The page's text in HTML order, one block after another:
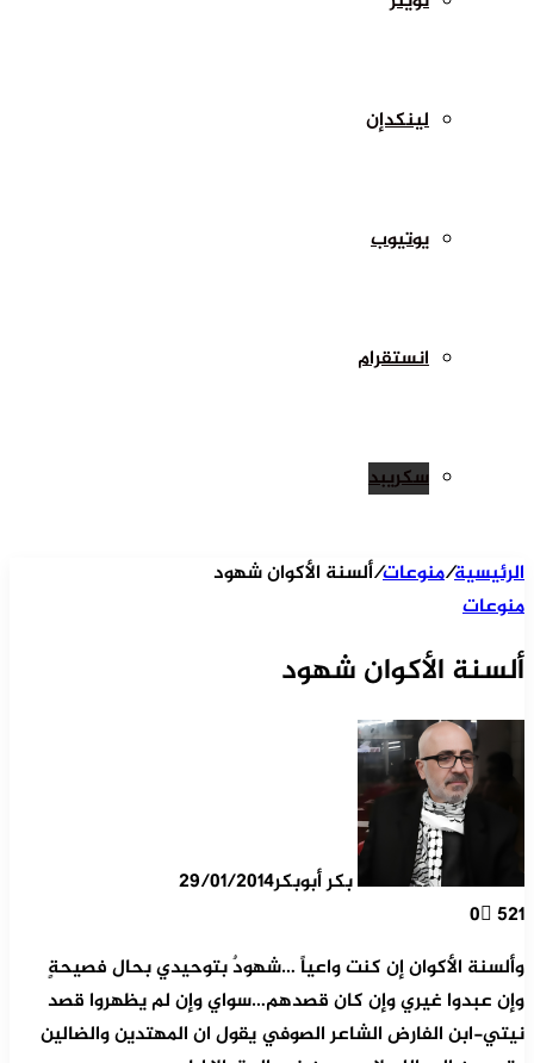
لينكدإن
يوتيوب
انستقرام
سكريبد
الرئيسية/منوعات/ألسنة الأكوان شهود
منوعات
ألسنة الأكوان شهود
بكر أبوبكر29/01/2014
0 521
وألسنة الأكوان إن كنت واعياً …شهودٌ بتوحيدي بحال فصيحةٍ
وإن عبدوا غيري وإن كان قصدهم…سواي وإن لم يظهروا قصد
نيتي-ابن الفارض الشاعر الصوفي يقول ان المهتدين والضالين